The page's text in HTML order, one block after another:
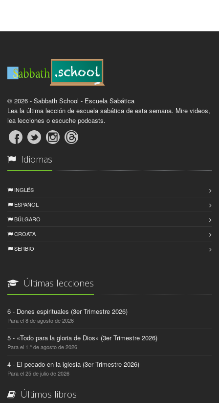
© 2026 - Sabbath School - Escuela Sabática
Lea la última lección de escuela sabática de esta semana. Mire videos,
lea lecciones o escuche podcasts.
Idiomas
INGLÉS
ESPAÑOL
BÚLGARO
CROATA
SERBIO
Últimas lecciones
6 - Dones espirituales (3er Trimestre 2026)
Para el 8 de agosto de 2026
5 - «Todo para la gloria de Dios» (3er Trimestre 2026)
Para el 1.° de agosto de 2026
4 - El pecado en la iglesia (3er Trimestre 2026)
Para el 25 de julio de 2026
Últimos libros